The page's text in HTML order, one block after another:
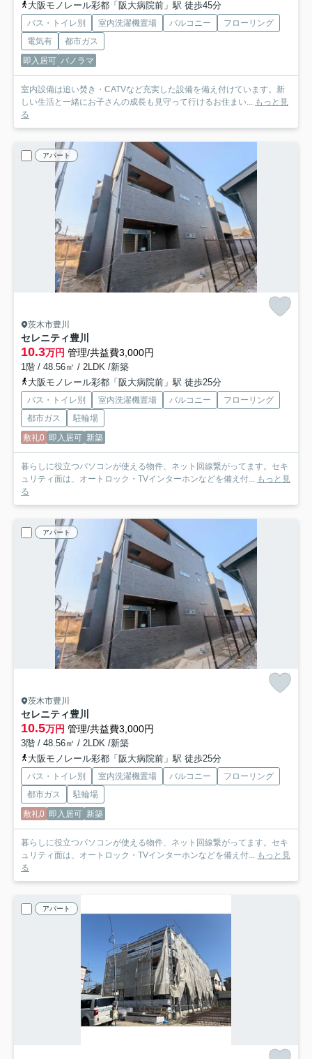
大阪モノレール彩都「阪大病院前」駅 徒歩45分
バス・トイレ別 室内洗濯機置場 バルコニー
フローリング
電気有
都市ガス
即入居可 パノラマ
室内設備は追い焚き・CATVなど充実した設備を備え付けています。新
しい生活と一緒にお子さんの成長も見守って行けるお住まい... もっと見
る
アパート
茨木市豊川
セレニティ豊川
10.3万円 管理/共益費3,000円
1階 / 48.56㎡ / 2LDK /新築
大阪モノレール彩都「阪大病院前」駅 徒歩25分
バス・トイレ別 室内洗濯機置場 バルコニー
フローリング
都市ガス
駐輪場
敷礼0 即入居可 新築
暮らしに役立つパソコンが使える物件、ネット回線繋がってます。セキ
ュリティ面は、オートロック・TVインターホンなどを備え付...
もっと見
る
アパート
茨木市豊川
セレニティ豊川
10.5万円 管理/共益費3,000円
3階 / 48.56㎡ / 2LDK /新築
大阪モノレール彩都「阪大病院前」駅 徒歩25分
バス・トイレ別 室内洗濯機置場 バルコニー
フローリング
都市ガス
駐輪場
敷礼0 即入居可 新築
暮らしに役立つパソコンが使える物件、ネット回線繋がってます。セキ
ュリティ面は、オートロック・TVインターホンなどを備え付...
もっと見
る
アパート